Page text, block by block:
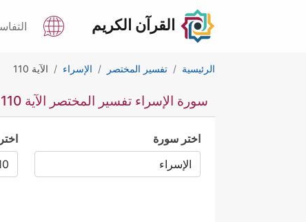
القرآن الكريم
الرئيسية تفسير المختصر الإسراء الآية 110
سورة الإسراء تفسير المختصر الآية 110
اختر سورة